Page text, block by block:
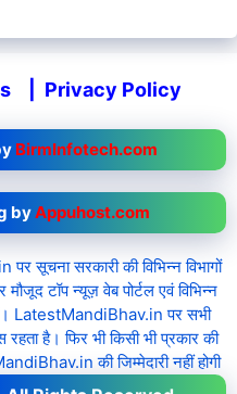
Privacy Policy
BirmInfotech.com
byAppuhost.com
सूचना सरकारी की विभिन्न विभागों
टॉप न्यूज़ वेब पोर्टल एवं विभिन्न
LatestMandiBhav.in पर सभी
है। फिर भी किसी भी प्रकार की
की जिम्मेदारी नहीं होगी